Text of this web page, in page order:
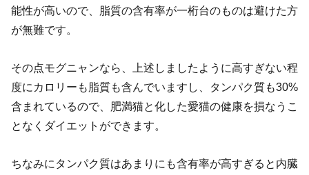
能性が高いので、脂質の含有率が一桁台のものは避けた方
が無難です。
その点モグニャンなら、上述しましたように高すぎない程
度にカロリーも脂質も含んでいますし、タンパク質も30%
含まれているので、肥満猫と化した愛猫の健康を損なうこ
となくダイエットができます。
ちなみにタンパク質はあまりにも含有率が高すぎると内臓